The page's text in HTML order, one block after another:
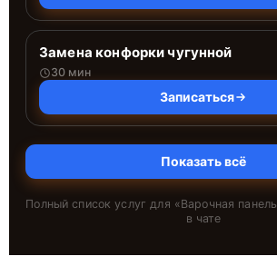
Замена конфорки чугунной
30 мин
Записаться
Показать всё
Полный список услуг для «Варочная панель
в чате